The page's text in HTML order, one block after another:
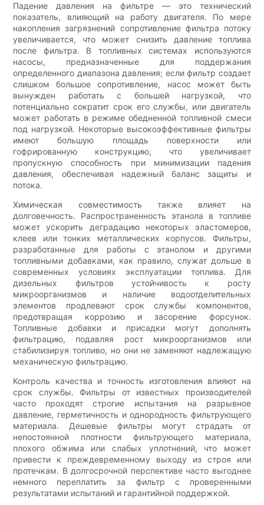
Падение давления на фильтре — это технический
показатель, влияющий на работу двигателя. По мере
накопления загрязнений сопротивление фильтра потоку
увеличивается, что может снизить давление топлива
после фильтра. В топливных системах используются
насосы, предназначенные для поддержания
определенного диапазона давления; если фильтр создает
слишком большое сопротивление, насос может быть
вынужден работать с большей нагрузкой, что
потенциально сократит срок его службы, или двигатель
может работать в режиме обедненной топливной смеси
под нагрузкой. Некоторые высокоэффективные фильтры
имеют большую площадь поверхности или
гофрированную конструкцию, что увеличивает
пропускную способность при минимизации падения
давления, обеспечивая надежный баланс защиты и
потока.
Химическая совместимость также влияет на
долговечность. Распространенность этанола в топливе
может ускорить деградацию некоторых эластомеров,
клеев или тонких металлических корпусов. Фильтры,
разработанные для работы с этанолом и другими
топливными добавками, как правило, служат дольше в
современных условиях эксплуатации топлива. Для
дизельных фильтров устойчивость к росту
микроорганизмов и наличие водоотделительных
элементов продлевают срок службы компонентов,
предотвращая коррозию и засорение форсунок.
Топливные добавки и присадки могут дополнять
фильтрацию, подавляя рост микроорганизмов или
стабилизируя топливо, но они не заменяют надлежащую
механическую фильтрацию.
Контроль качества и точность изготовления влияют на
срок службы. Фильтры от известных производителей
часто проходят строгие испытания на разрывное
давление, герметичность и однородность фильтрующего
материала. Дешевые фильтры могут страдать от
непостоянной плотности фильтрующего материала,
плохого обжима или слабых уплотнений, что может
привести к преждевременному выходу из строя или
протечкам. В долгосрочной перспективе часто выгоднее
немного переплатить за фильтр с проверенными
результатами испытаний и гарантийной поддержкой.